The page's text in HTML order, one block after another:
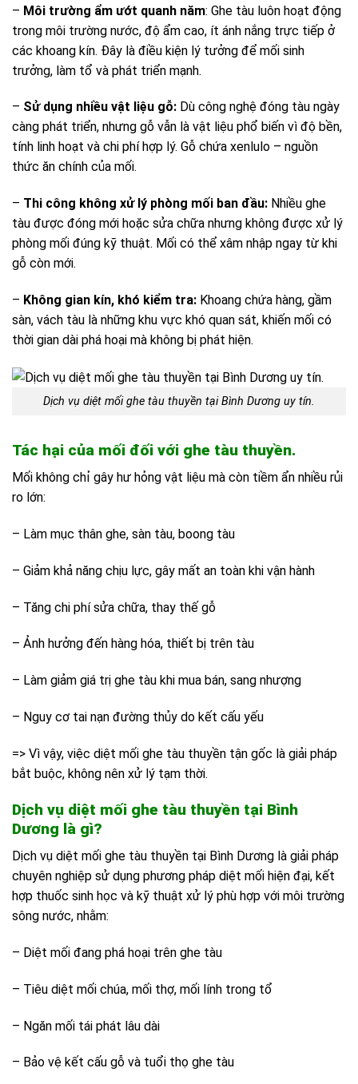
– Môi trường ẩm ướt quanh năm: Ghe tàu luôn hoạt động
trong môi trường nước, độ ẩm cao, ít ánh nắng trực tiếp ở
các khoang kín. Đây là điều kiện lý tưởng để mối sinh
trưởng, làm tổ và phát triển mạnh.
– Sử dụng nhiều vật liệu gỗ: Dù công nghệ đóng tàu ngày
càng phát triển, nhưng gỗ vẫn là vật liệu phổ biến vì độ bền,
tính linh hoạt và chi phí hợp lý. Gỗ chứa xenlulo – nguồn
thức ăn chính của mối.
– Thi công không xử lý phòng mối ban đầu: Nhiều ghe
tàu được đóng mới hoặc sửa chữa nhưng không được xử lý
phòng mối đúng kỹ thuật. Mối có thể xâm nhập ngay từ khi
gỗ còn mới.
– Không gian kín, khó kiểm tra: Khoang chứa hàng, gầm
sàn, vách tàu là những khu vực khó quan sát, khiến mối có
thời gian dài phá hoại mà không bị phát hiện.
Dịch vụ diệt mối ghe tàu thuyền tại Bình Dương uy tín.
Tác hại của mối đối với ghe tàu thuyền.
Mối không chỉ gây hư hỏng vật liệu mà còn tiềm ẩn nhiều rủi
ro lớn:
– Làm mục thân ghe, sàn tàu, boong tàu
– Giảm khả năng chịu lực, gây mất an toàn khi vận hành
– Tăng chi phí sửa chữa, thay thế gỗ
– Ảnh hưởng đến hàng hóa, thiết bị trên tàu
– Làm giảm giá trị ghe tàu khi mua bán, sang nhượng
– Nguy cơ tai nạn đường thủy do kết cấu yếu
=> Vì vậy, việc diệt mối ghe tàu thuyền tận gốc là giải pháp
bắt buộc, không nên xử lý tạm thời.
Dịch vụ diệt mối ghe tàu thuyền tại Bình
Dương là gì?
Dịch vụ diệt mối ghe tàu thuyền tại Bình Dương là giải pháp
chuyên nghiệp sử dụng phương pháp diệt mối hiện đại, kết
hợp thuốc sinh học và kỹ thuật xử lý phù hợp với môi trường
sông nước, nhằm:
– Diệt mối đang phá hoại trên ghe tàu
– Tiêu diệt mối chúa, mối thợ, mối lính trong tổ
– Ngăn mối tái phát lâu dài
– Bảo vệ kết cấu gỗ và tuổi thọ ghe tàu